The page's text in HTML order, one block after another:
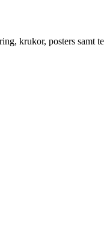
krukor, posters samt